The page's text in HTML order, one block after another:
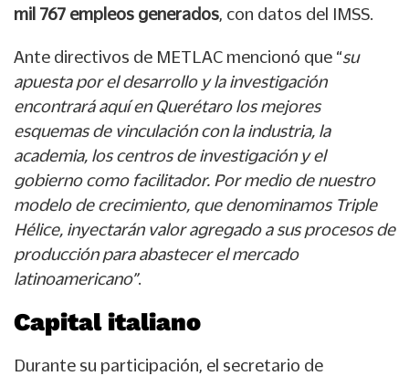
mil 767 empleos generados, con datos del IMSS.
Ante directivos de METLAC mencionó que “su
apuesta por el desarrollo y la investigación
encontrará aquí en Querétaro los mejores
esquemas de vinculación con la industria, la
academia, los centros de investigación y el
gobierno como facilitador. Por medio de nuestro
modelo de crecimiento, que denominamos Triple
Hélice, inyectarán valor agregado a sus procesos de
producción para abastecer el mercado
latinoamericano”.
Capital italiano
Durante su participación, el secretario de